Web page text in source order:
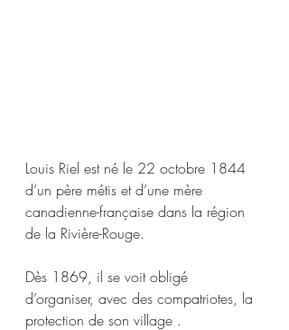
Louis Riel est né le 22 octobre 1844
d’un père métis et d’une mère
canadienne-française dans la région
de la Rivière-Rouge.
Dès 1869, il se voit obligé
d’organiser, avec des compatriotes, la
protection de son village .